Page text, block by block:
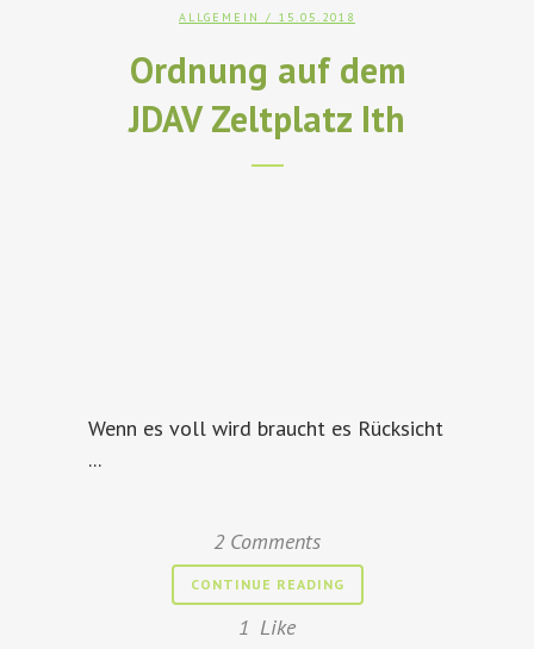
ALLGEMEIN / 15.05.2018
Ordnung auf dem
JDAV Zeltplatz Ith
Wenn es voll wird braucht es Rücksicht
...
2 Comments
CONTINUE READING
1 Like